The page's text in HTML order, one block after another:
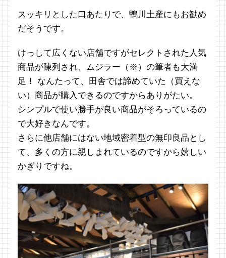
スッキリとした口あたりで、鴨川土産にもお勧め
だそうです。
けっして広くない店舗ですがセレクトされた人気
商品が陳列され、ムジラー（※）の筆者も大満
足！ なんたって、田舎では諦めていた（買えな
い）商品が購入できるのですからありがたい。
シンプルで使い勝手が良い商品がそろっているの
で大好きなんです。
さらに他店舗にはない地域密着型の無印良品とし
て、多くの方に親しまれているのですから嬉しい
かぎりですね。